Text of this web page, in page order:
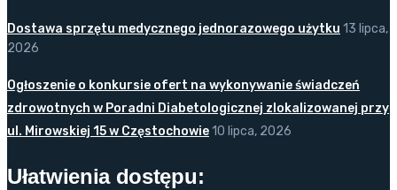
Dostawa sprzętu medycznego jednorazowego użytku 13 lipca,
2026
Ogłoszenie o konkursie ofert na wykonywanie świadczeń
zdrowotnych w Poradni Diabetologicznej zlokalizowanej przy
ul. Mirowskiej 15 w Częstochowie10 lipca, 2026
Ułatwienia dostępu: